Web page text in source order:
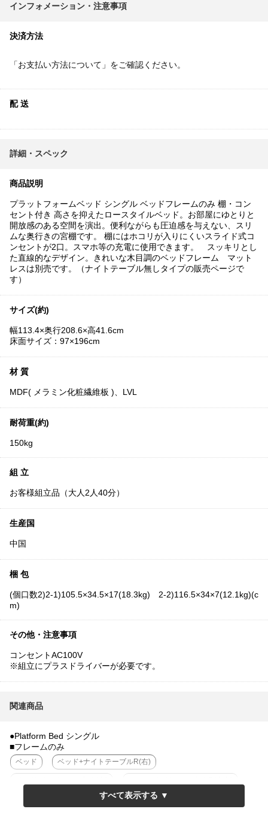
インフォメーション・注意事項
決済方法
「お支払い方法について」をご確認ください。
配 送
詳細・スペック
商品説明
プラットフォームベッド シングル ベッドフレームのみ 棚・コン
セント付き 高さを抑えたロースタイルベッド。お部屋にゆとりと
開放感のある空間を演出。便利ながらも圧迫感を与えない、スリ
ムな奥行きの宮棚です。 棚にはホコリが入りにくいスライド式コ
ンセントが2口。スマホ等の充電に使用できます。 スッキリとし
た直線的なデザイン。きれいな木目調のベッドフレーム マット
レスは別売です。（ナイトテーブル無しタイプの販売ページで
す）
サイズ(約)
幅113.4×奥行208.6×高41.6cm
床面サイズ：97×196cm
材 質
MDF( メラミン化粧繊維板 )、LVL
耐荷重(約)
150kg
組 立
お客様組立品（大人2人40分）
生産国
中国
梱 包
(個口数2)2-1)105.5×34.5×17(18.3kg) 2-2)116.5×34×7(12.1kg)(c
m)
その他・注意事項
コンセントAC100V
※組立にプラスドライバーが必要です。
関連商品
●Platform Bed シングル
■フレームのみ
ベッド ベッド+ナイトテーブルR(右)
■15cm厚ポケットコイルマットセット
ベッド ベッド+ナイトテーブルR(右)